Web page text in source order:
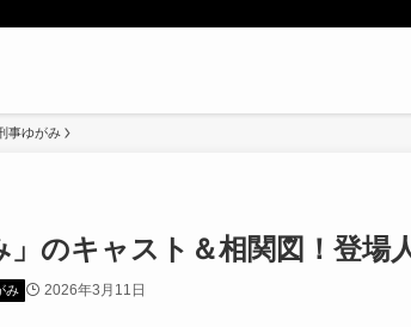
事ゆがみ
」のキャスト＆相関図！登場
み 2026年3月11日